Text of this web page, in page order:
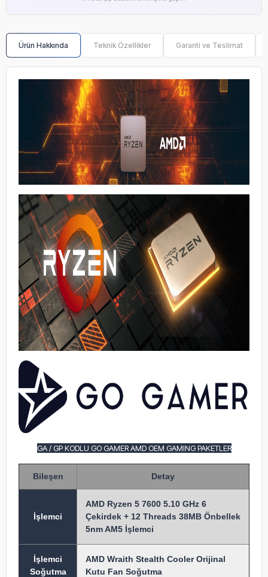
Ürün Hakkında Teknik Özellikler Garanti ve Teslimat
GA / GP KODLU GO GAMER AMD OEM GAMING PAKETLER
Bileşen Detay
İşlemci
AMD Ryzen 5 7600 5.10 GHz 6
Çekirdek + 12 Threads 38MB Önbellek
5nm AM5 İşlemci
İşlemci
Soğutma
AMD Wraith Stealth Cooler Orijinal
Kutu Fan Soğutma